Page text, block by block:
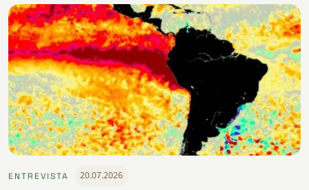
ENTREVISTA 20.07.2026